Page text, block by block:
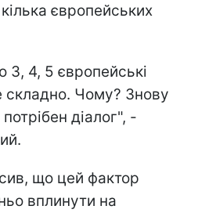
європейських
4, 5 європейські
складно. Чому? Знову
діалог", -
що цей фактор
вплинути на